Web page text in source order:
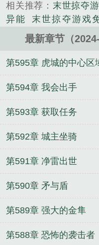
普通学生的羿肖，凭
渐成长为绝世强者，
掠夺目标一项能力，
说。
相关推荐： 末世掠夺
异能
末世掠夺游戏
末世掠夺游戏全
一只狐 末世掠夺游戏
掠夺游戏免费 末世掠
度
末世之掠夺游戏
戏免费阅读 末世掠夺
商人 末世掠食城市
之掠夺
我在吞噬星空
[快穿]
炮灰路人今天
萌娃大闹九州 我家娘
王 反派总裁总蹭我的
首徒 武侠：从鹿鼎记
最新章节（
第595章 虎城的中心区
第594章 我会出手
第593章 获取任务
第592章 城主坐骑
第591章 净雷出世
第590章 矛与盾
第589章 强大的金隼
第588章 恐怖的袭击者